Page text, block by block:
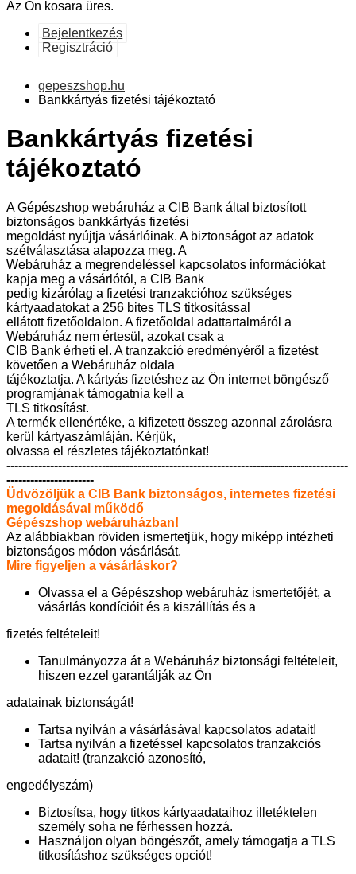
Az Ön kosara üres.
Bejelentkezés
Regisztráció
gepeszshop.hu
Bankkártyás fizetési tájékoztató
Bankkártyás fizetési
tájékoztató
A Gépészshop webáruház a CIB Bank által biztosított
biztonságos bankkártyás fizetési
megoldást nyújtja vásárlóinak. A biztonságot az adatok
szétválasztása alapozza meg. A
Webáruház a megrendeléssel kapcsolatos információkat
kapja meg a vásárlótól, a CIB Bank
pedig kizárólag a fizetési tranzakcióhoz szükséges
kártyaadatokat a 256 bites TLS titkosítással
ellátott fizetőoldalon. A fizetőoldal adattartalmáról a
Webáruház nem értesül, azokat csak a
CIB Bank érheti el. A tranzakció eredményéről a fizetést
követően a Webáruház oldala
tájékoztatja. A kártyás fizetéshez az Ön internet böngésző
programjának támogatnia kell a
TLS titkosítást.
A termék ellenértéke, a kifizetett összeg azonnal zárolásra
kerül kártyaszámláján. Kérjük,
olvassa el részletes tájékoztatónkat!
--------------------------------------------------------------------------------------
----------------------
Üdvözöljük a CIB Bank biztonságos, internetes fizetési
megoldásával működő
Gépészshop webáruházban!
Az alábbiakban röviden ismertetjük, hogy miképp intézheti
biztonságos módon vásárlását.
Mire figyeljen a vásárláskor?
Olvassa el a Gépészshop webáruház ismertetőjét, a
vásárlás kondícióit és a kiszállítás és a
fizetés feltételeit!
Tanulmányozza át a Webáruház biztonsági feltételeit,
hiszen ezzel garantálják az Ön
adatainak biztonságát!
Tartsa nyilván a vásárlásával kapcsolatos adatait!
Tartsa nyilván a fizetéssel kapcsolatos tranzakciós
adatait! (tranzakció azonosító,
engedélyszám)
Biztosítsa, hogy titkos kártyaadataihoz illetéktelen
személy soha ne férhessen hozzá.
Használjon olyan böngészőt, amely támogatja a TLS
titkosításhoz szükséges opciót!